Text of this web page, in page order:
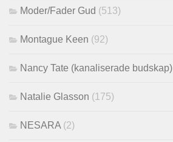
Moder/Fader Gud (513)
Montague Keen (92)
Nancy Tate (kanaliserade budskap)
Natalie Glasson (175)
NESARA (2)